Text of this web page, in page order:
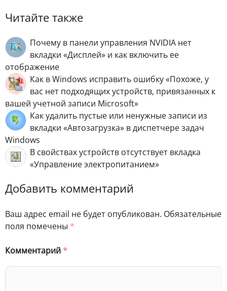
Читайте также
Почему в панели управления NVIDIA нет
вкладки «Дисплей» и как включить ее
отображение
Как в Windows исправить ошибку «Похоже, у
вас нет подходящих устройств, привязанных к
вашей учетной записи Microsoft»
Как удалить пустые или ненужные записи из
вкладки «Автозагрузка» в диспетчере задач
Windows
В свойствах устройств отсутствует вкладка
«Управление электропитанием»
Добавить комментарий
Ваш адрес email не будет опубликован. Обязательные
поля помечены *
Комментарий*